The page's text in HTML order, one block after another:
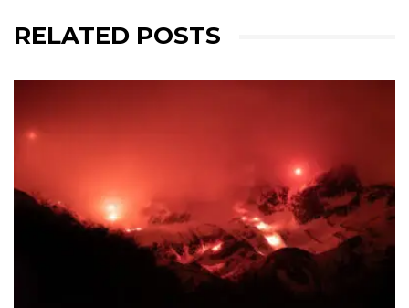
RELATED POSTS